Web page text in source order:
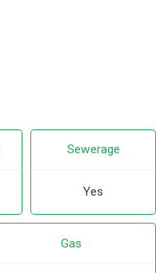
Sewerage
Yes
Gas